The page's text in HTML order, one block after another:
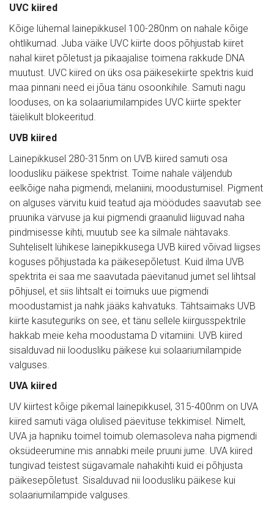
UVC kiired
Kõige lühemal lainepikkusel 100-280nm on nahale kõige
ohtlikumad. Juba väike UVC kiirte doos põhjustab kiiret
nahal kiiret põletust ja pikaajalise toimena rakkude DNA
muutust. UVC kiired on üks osa päikesekiirte spektris kuid
maa pinnani need ei jõua tänu osoonkihile. Samuti nagu
looduses, on ka solaariumilampides UVC kiirte spekter
täielikult blokeeritud.
UVB kiired
Lainepikkusel 280-315nm on UVB kiired samuti osa
loodusliku päikese spektrist. Toime nahale väljendub
eelkõige naha pigmendi, melaniini, moodustumisel. Pigment
on alguses värvitu kuid teatud aja möödudes saavutab see
pruunika värvuse ja kui pigmendi graanulid liiguvad naha
pindmisesse kihti, muutub see ka silmale nähtavaks.
Suhteliselt lühikese lainepikkusega UVB kiired võivad liigses
koguses põhjustada ka päikesepõletust. Kuid ilma UVB
spektrita ei saa me saavutada päevitanud jumet sel lihtsal
põhjusel, et siis lihtsalt ei toimuks uue pigmendi
moodustamist ja nahk jääks kahvatuks. Tähtsaimaks UVB
kiirte kasuteguriks on see, et tänu sellele kiirgusspektrile
hakkab meie keha moodustama D vitamiini. UVB kiired
sisalduvad nii loodusliku päikese kui solaariumilampide
valguses.
UVA kiired
UV kiirtest kõige pikemal lainepikkusel, 315-400nm on UVA
kiired samuti väga olulised päevituse tekkimisel. Nimelt,
UVA ja hapniku toimel toimub olemasoleva naha pigmendi
oksüdeerumine mis annabki meile pruuni jume. UVA kiired
tungivad teistest sügavamale nahakihti kuid ei põhjusta
päikesepõletust. Sisalduvad nii loodusliku päikese kui
solaariumilampide valguses.